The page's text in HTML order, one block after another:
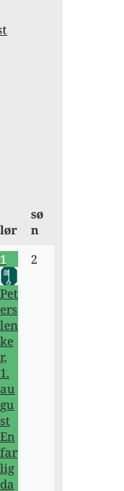
lør
sø
n
1
Pet
ers
len
ke
r,
1.
au
gu
st
En
far
lig
da
2